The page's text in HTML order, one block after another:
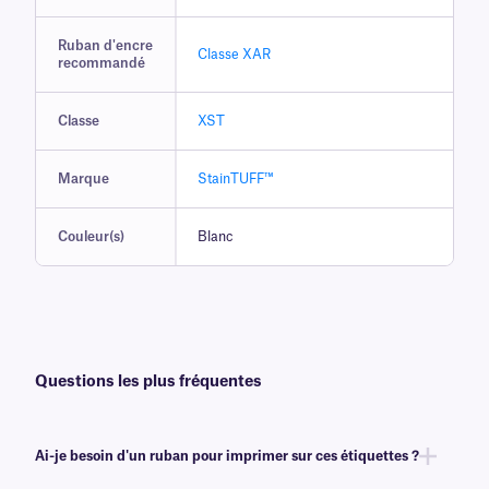
Ruban d'encre
recommandé
Classe XAR
Classe XST
Marque StainTUFF™
Couleur(s) Blanc
Questions les plus fréquentes
Ai-je besoin d'un ruban pour imprimer sur ces étiquettes ?